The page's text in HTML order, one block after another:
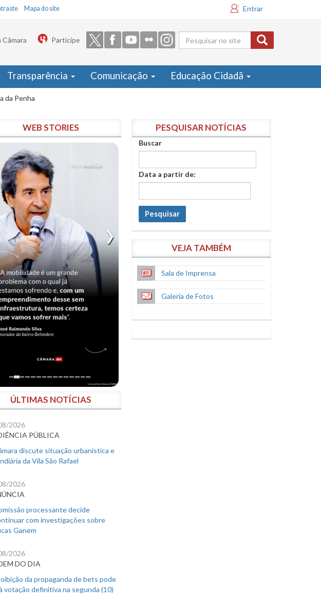
Mapa do site Entrar
Formulário
de busca
Câmara Participe
Transparência Comunicação Educação Cidadã
da Penha
WEB STORIES
ÚLTIMAS NOTÍCIAS
2026
PÚBLICA
discute situação urbanística e
da Vila São Rafael
2026
processante decide
com investigações sobre
Ganem
2026
DO DIA
da propaganda de bets pode
votação definitiva na segunda (10)
PESQUISAR NOTÍCIAS
Buscar
Data a partir de:
Pesquisar
VEJA TAMBÉM
Sala de Imprensa
Galeria de Fotos